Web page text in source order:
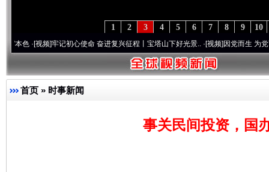
10
9
8
7
6
5
4
3
2
1
牢记初心使命 奋进复兴征程丨宝塔山下好光景..·[视频]因党而生 为党而战——百
首页 » 时事新闻
事关民间投资，国